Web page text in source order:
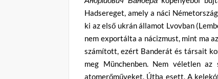
Hadsereget, amely a náci
ki az első ukrán államot Lvovban
nem exportálta a nácizmust, mint ma
számított, ezért Banderát és társait
meg Münchenben. Nem véletlen
atomerőműveket. Útba esett. A